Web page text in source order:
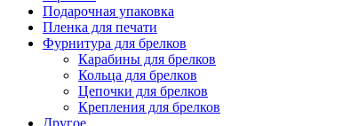
Подарочная упаковка
Пленка для печати
Фурнитура для брелков
Карабины для брелков
Кольца для брелков
Цепочки для брелков
Крепления для брелков
Другое